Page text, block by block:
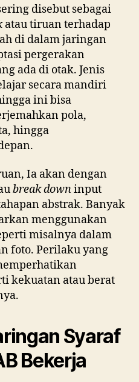
disebut sebagai
atau tiruan terhadap
di dalam jaringan
pergerakan
ada di otak. Jenis
secara mandiri
ini bisa
pola,
hingga
Ia akan dengan
break downinput
abstrak. Banyak
menggunakan
misalnya dalam
foto. Perilaku yang
kekuatan atau berat
Syaraf
Bekerja